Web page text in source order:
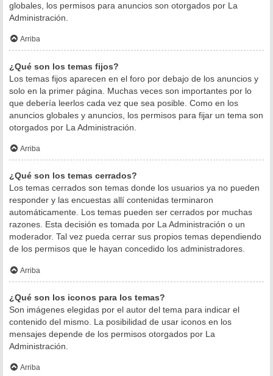
globales, los permisos para anuncios son otorgados por La
Administración.
Arriba
¿Qué son los temas fijos?
Los temas fijos aparecen en el foro por debajo de los anuncios y
solo en la primer página. Muchas veces son importantes por lo
que debería leerlos cada vez que sea posible. Como en los
anuncios globales y anuncios, los permisos para fijar un tema son
otorgados por La Administración.
Arriba
¿Qué son los temas cerrados?
Los temas cerrados son temas donde los usuarios ya no pueden
responder y las encuestas allí contenidas terminaron
automáticamente. Los temas pueden ser cerrados por muchas
razones. Esta decisión es tomada por La Administración o un
moderador. Tal vez pueda cerrar sus propios temas dependiendo
de los permisos que le hayan concedido los administradores.
Arriba
¿Qué son los iconos para los temas?
Son imágenes elegidas por el autor del tema para indicar el
contenido del mismo. La posibilidad de usar iconos en los
mensajes depende de los permisos otorgados por La
Administración.
Arriba